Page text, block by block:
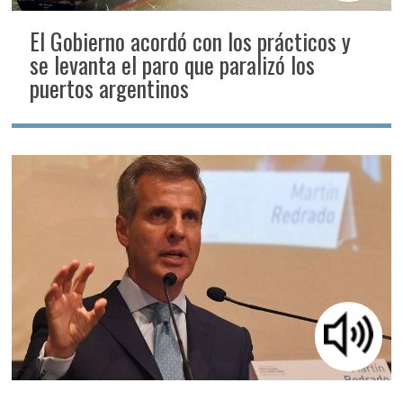
El Gobierno acordó con los prácticos y
se levanta el paro que paralizó los
puertos argentinos